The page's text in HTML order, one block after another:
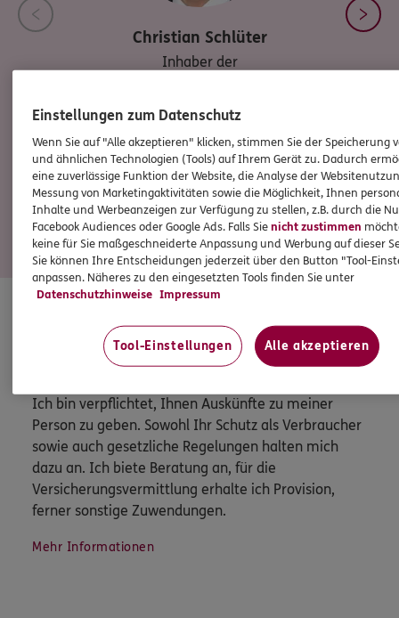
Christian Schlüter
Inhaber der
Tel: 0231/7250057
c.schlueter@ergo.de
Mehr
Wichtiges aus dem Vermittlerrecht
Ich bin verpflichtet, Ihnen Auskünfte zu meiner
Person zu geben. Sowohl Ihr Schutz als Verbraucher
sowie auch gesetzliche Regelungen halten mich
dazu an. Ich biete Beratung an, für die
Versicherungsvermittlung erhalte ich Provision,
ferner sonstige Zuwendungen.
Mehr Informationen
Einstellungen zum Datenschutz
Wenn Sie auf "Alle akzeptieren" klicken, stimmen Sie der Speicherung
und ähnlichen Technologien (Tools) auf Ihrem Gerät zu. Dadurch
eine zuverlässige Funktion der Website, die Analyse der
Messung von Marketingaktivitäten sowie die Möglichkeit, Ihnen
Inhalte und Werbeanzeigen zur Verfügung zu stellen, z.B. durch die
Facebook Audiences oder Google Ads. Falls Sienicht zustimmen
keine für Sie maßgeschneiderte Anpassung und Werbung auf dieser
Sie können Ihre Entscheidungen jederzeit über den Button "Tool-
anpassen. Näheres zu den eingesetzten Tools finden Sie unter
Datenschutzhinweise Impressum
Tool-Einstellungen Alle akzeptieren